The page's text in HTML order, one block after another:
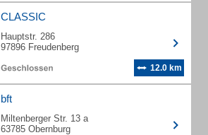
CLASSIC
Hauptstr. 286
97896 Freudenberg
12.0 km
bft
Miltenberger Str. 13 a
63785 Obernburg